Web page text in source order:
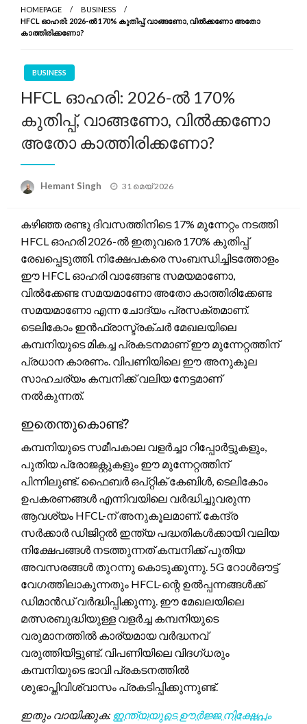
HOMEPAGE
BUSINESS
HFCL ഓഹരി: 2026-ൽ 170% കുതിപ്പ്, വാങ്ങണോ, വിൽക്കണോ അതോ
കാത്തിരിക്കണോ?
BUSINESS
HFCL ഓഹരി: 2026-ൽ 170%
കുതിപ്പ്, വാങ്ങണോ, വിൽക്കണോ
അതോ കാത്തിരിക്കണോ?
Hemant Singh
Posted
31 മെയ്‌ 2026
കഴിഞ്ഞ രണ്ടു ദിവസത്തിനിടെ 17% മുന്നേറ്റം നടത്തി
HFCL ഓഹരി 2026-ൽ ഇതുവരെ 170% കുതിപ്പ്
രേഖപ്പെടുത്തി. നിക്ഷേപകരെ സംബന്ധിച്ചിടത്തോളം
ഈ HFCL ഓഹരി വാങ്ങേണ്ട സമയമാണോ,
വിൽക്കേണ്ട സമയമാണോ അതോ കാത്തിരിക്കേണ്ട
സമയമാണോ എന്ന ചോദ്യം പ്രസക്തമാണ്.
ടെലികോം ഇൻഫ്രാസ്ട്രക്ചർ മേഖലയിലെ
കമ്പനിയുടെ മികച്ച പ്രകടനമാണ് ഈ മുന്നേറ്റത്തിന്
പ്രധാന കാരണം. വിപണിയിലെ ഈ അനുകൂല
സാഹചര്യം കമ്പനിക്ക് വലിയ നേട്ടമാണ്
നൽകുന്നത്.
ഇതെന്തുകൊണ്ട്?
കമ്പനിയുടെ സമീപകാല വളർച്ചാ റിപ്പോർട്ടുകളും,
പുതിയ പ്രോജക്റ്റുകളും ഈ മുന്നേറ്റത്തിന്
പിന്നിലുണ്ട്. ഫൈബർ ഒപ്റ്റിക് കേബിൾ, ടെലികോം
ഉപകരണങ്ങൾ എന്നിവയിലെ വർദ്ധിച്ചുവരുന്ന
ആവശ്യം HFCL-ന് അനുകൂലമാണ്. കേന്ദ്ര
സർക്കാർ ഡിജിറ്റൽ ഇന്ത്യ പദ്ധതികൾക്കായി വലിയ
നിക്ഷേപങ്ങൾ നടത്തുന്നത് കമ്പനിക്ക് പുതിയ
അവസരങ്ങൾ തുറന്നു കൊടുക്കുന്നു. 5G റോൾഔട്ട്
വേഗത്തിലാകുന്നതും HFCL-ന്റെ ഉൽപ്പന്നങ്ങൾക്ക്
ഡിമാൻഡ് വർദ്ധിപ്പിക്കുന്നു. ഈ മേഖലയിലെ
മത്സരബുദ്ധിയുള്ള വളർച്ച കമ്പനിയുടെ
വരുമാനത്തിൽ കാര്യമായ വർദ്ധനവ്
വരുത്തിയിട്ടുണ്ട്. വിപണിയിലെ വിദഗ്ധരും
കമ്പനിയുടെ ഭാവി പ്രകടനത്തിൽ
ശുഭാപ്തിവിശ്വാസം പ്രകടിപ്പിക്കുന്നുണ്ട്.
ഇതും വായിക്കുക: ഇന്ത്യയുടെ ഊർജ്ജ നിക്ഷേപം